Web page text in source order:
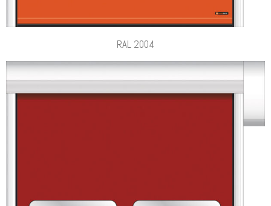
RAL 2004